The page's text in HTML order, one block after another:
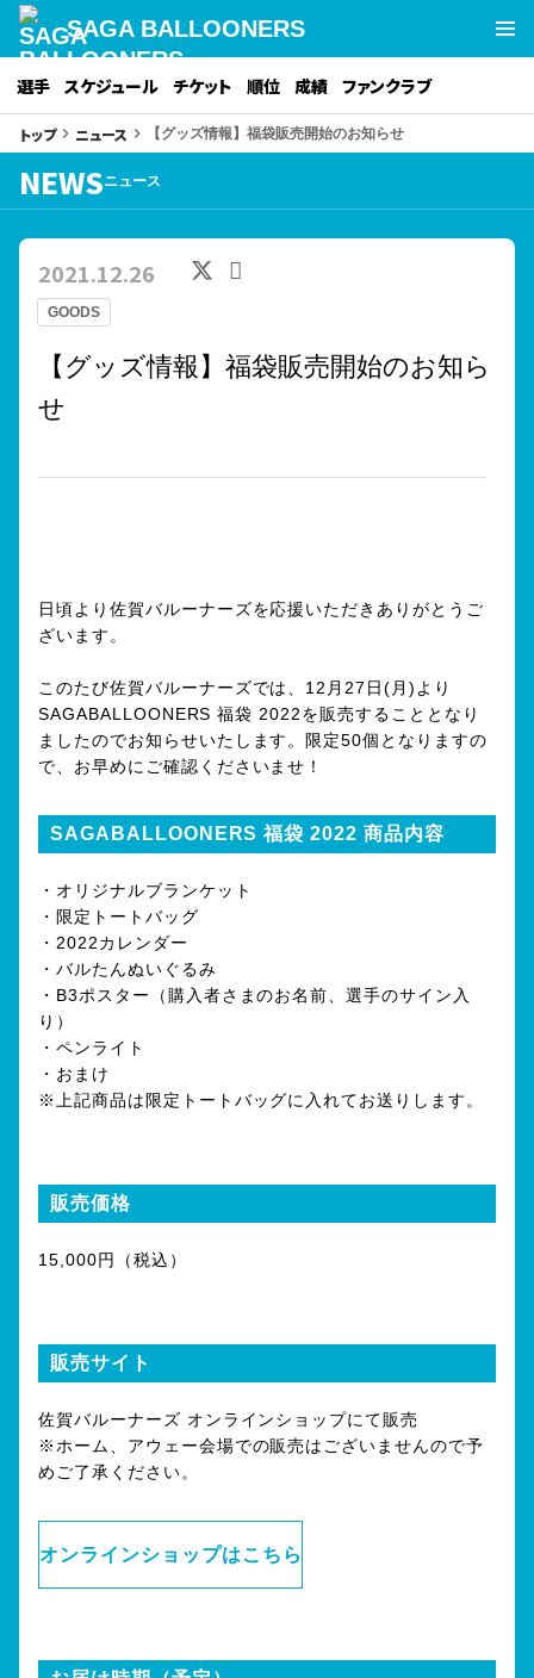
SAGA BALLOONERS
選手 スケジュール チケット 順位 成績 ファンクラブ
トップkeyboard_arrow_right ニュース keyboard_arrow_right 【グッズ情報】福袋販売開始のお知らせ
NEWSニュース
GOODS
2021.12.26
【グッズ情報】福袋販売開始のお知ら
せ
日頃より佐賀バルーナーズを応援いただきありがとうご
ざいます。
このたび佐賀バルーナーズでは、12月27日(月)より
SAGABALLOONERS 福袋 2022を販売することとなり
ましたのでお知らせいたします。限定50個となりますの
で、お早めにご確認くださいませ！
SAGABALLOONERS 福袋 2022 商品内容
・オリジナルブランケット
・限定トートバッグ
・2022カレンダー
・バルたんぬいぐるみ
・B3ポスター（購入者さまのお名前、選手のサイン入
り）
・ペンライト
・おまけ
※上記商品は限定トートバッグに入れてお送りします。
販売価格
15,000円（税込）
販売サイト
佐賀バルーナーズ オンラインショップにて販売
※ホーム、アウェー会場での販売はございませんので予
めご了承ください。
オンラインショップはこちら